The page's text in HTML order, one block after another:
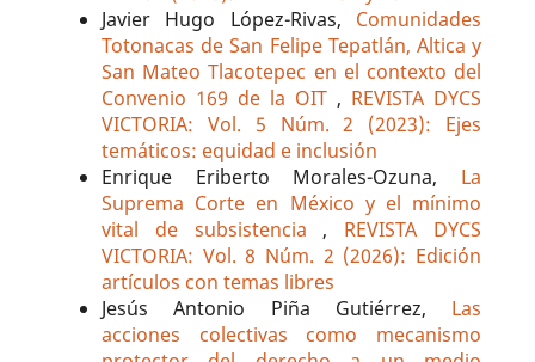
Javier Hugo López-Rivas, Comunidades
Totonacas de San Felipe Tepatlán, Altica y
San Mateo Tlacotepec en el contexto del
Convenio 169 de la OIT , REVISTA DYCS
VICTORIA: Vol. 5 Núm. 2 (2023): Ejes
temáticos: equidad e inclusión
Enrique Eriberto Morales-Ozuna, La
Suprema Corte en México y el mínimo
vital de subsistencia , REVISTA DYCS
VICTORIA: Vol. 8 Núm. 2 (2026): Edición
artículos con temas libres
Jesús Antonio Piña Gutiérrez, Las
acciones colectivas como mecanismo